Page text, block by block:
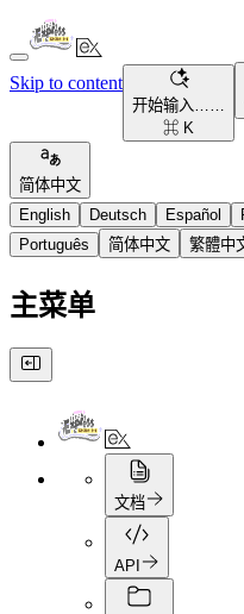
Skip to content
开始输入……
⌘ K
简体中文
English
Deutsch Español
Português
简体中文 繁體中
主菜单
文档
API